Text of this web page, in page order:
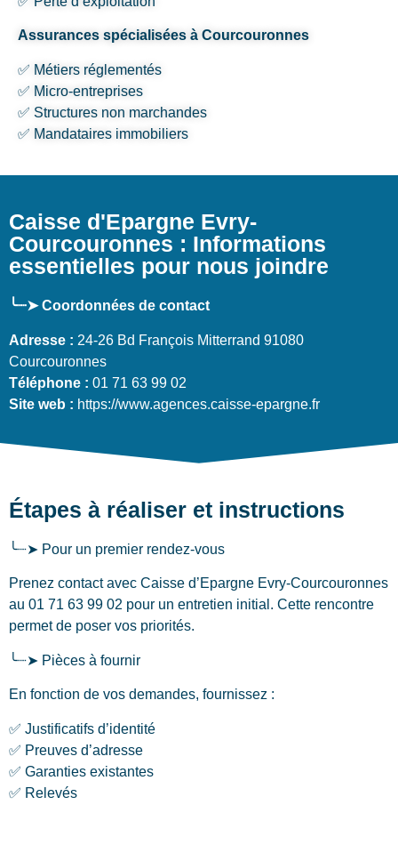
Assurances spécialisées à Courcouronnes
✅ Métiers réglementés
✅ Micro-entreprises
✅ Structures non marchandes
✅ Mandataires immobiliers
Caisse d'Epargne Evry-
Courcouronnes : Informations
essentielles pour nous joindre
╰┈➤ Coordonnées de contact
Adresse : 24-26 Bd François Mitterrand 91080
Courcouronnes
Téléphone : 01 71 63 99 02
Site web : https://www.agences.caisse-epargne.fr
Étapes à réaliser et instructions
╰┈➤ Pour un premier rendez-vous
Prenez contact avec Caisse d’Epargne Evry-Courcouronnes
au 01 71 63 99 02 pour un entretien initial. Cette rencontre
permet de poser vos priorités.
╰┈➤ Pièces à fournir
En fonction de vos demandes, fournissez :
✅ Justificatifs d’identité
✅ Preuves d’adresse
✅ Garanties existantes
✅ Relevés